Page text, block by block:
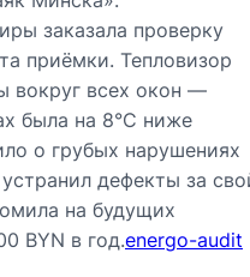
заказала проверку
приёмки. Тепловизор
вокруг всех окон —
была на 8°C ниже
о грубых нарушениях
дефекты за
на будущих
BYN в год.energo-audit